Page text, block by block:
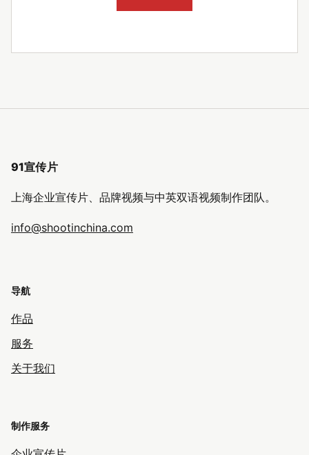
91宣传片
上海企业宣传片、品牌视频与中英双语视频制作团队。
info@shootinchina.com
导航
作品
服务
关于我们
制作服务